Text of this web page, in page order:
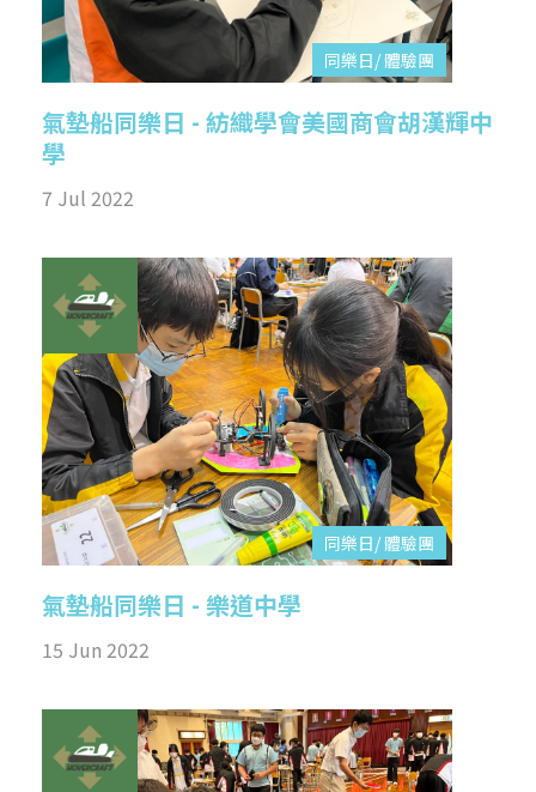
同樂日/ 體驗團
氣墊船同樂日 - 紡織學會美國商會胡漢輝中
學
7 Jul 2022
同樂日/ 體驗團
氣墊船同樂日 - 樂道中學
15 Jun 2022